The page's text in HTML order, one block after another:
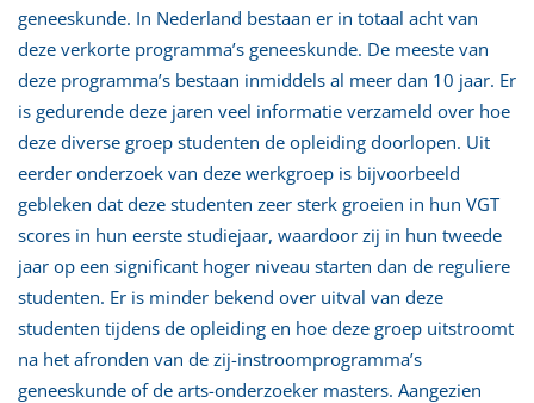
geneeskunde. In Nederland bestaan er in totaal acht van
deze verkorte programma’s geneeskunde. De meeste van
deze programma’s bestaan inmiddels al meer dan 10 jaar. Er
is gedurende deze jaren veel informatie verzameld over hoe
deze diverse groep studenten de opleiding doorlopen. Uit
eerder onderzoek van deze werkgroep is bijvoorbeeld
gebleken dat deze studenten zeer sterk groeien in hun VGT
scores in hun eerste studiejaar, waardoor zij in hun tweede
jaar op een significant hoger niveau starten dan de reguliere
studenten. Er is minder bekend over uitval van deze
studenten tijdens de opleiding en hoe deze groep uitstroomt
na het afronden van de zij-instroomprogramma’s
geneeskunde of de arts-onderzoeker masters. Aangezien